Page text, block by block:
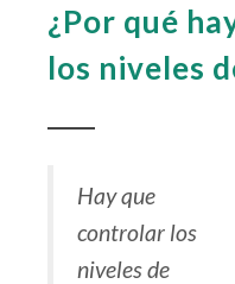
¿Por qué
los niveles
Hay que
controlar los
niveles de